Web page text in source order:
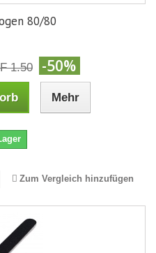
80/80
1.50 -50%
Mehr
Zum Vergleich hinzufügen